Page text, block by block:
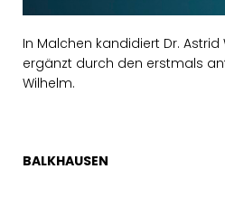
In Malchen kandidiert Dr.
ergänzt durch den erstmals
Wilhelm.
BALKHAUSEN